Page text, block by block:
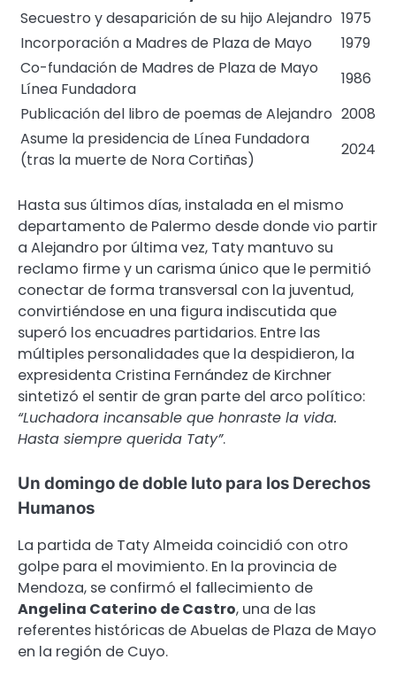
Secuestro y desaparición de su hijo Alejandro 1975
Incorporación a Madres de Plaza de Mayo
1979
Co-fundación de Madres de Plaza de Mayo
Línea Fundadora
1986
Publicación del libro de poemas de Alejandro 2008
Asume la presidencia de Línea Fundadora
(tras la muerte de Nora Cortiñas)
2024
Hasta sus últimos días, instalada en el mismo
departamento de Palermo desde donde vio partir
a Alejandro por última vez, Taty mantuvo su
reclamo firme y un carisma único que le permitió
conectar de forma transversal con la juventud,
convirtiéndose en una figura indiscutida que
superó los encuadres partidarios. Entre las
múltiples personalidades que la despidieron, la
expresidenta Cristina Fernández de Kirchner
sintetizó el sentir de gran parte del arco político:
“Luchadora incansable que honraste la vida.
Hasta siempre querida Taty”.
Un domingo de doble luto para los Derechos
Humanos
La partida de Taty Almeida coincidió con otro
golpe para el movimiento. En la provincia de
Mendoza, se confirmó el fallecimiento de
Angelina Caterino de Castro, una de las
referentes históricas de Abuelas de Plaza de Mayo
en la región de Cuyo.